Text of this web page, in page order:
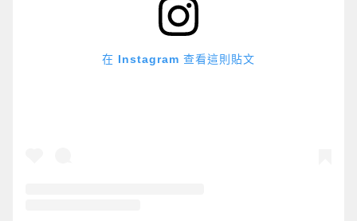
在 Instagram 查看這則貼文